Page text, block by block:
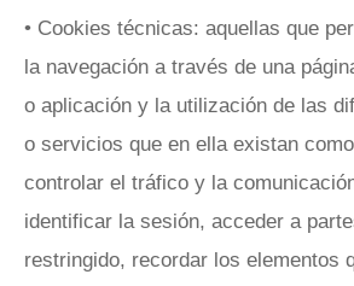
• Cookies técnicas: aquellas que
la navegación a través de una
o aplicación y la utilización de las
o servicios que en ella existan
controlar el tráfico y la
identificar la sesión, acceder a
restringido, recordar los elementos